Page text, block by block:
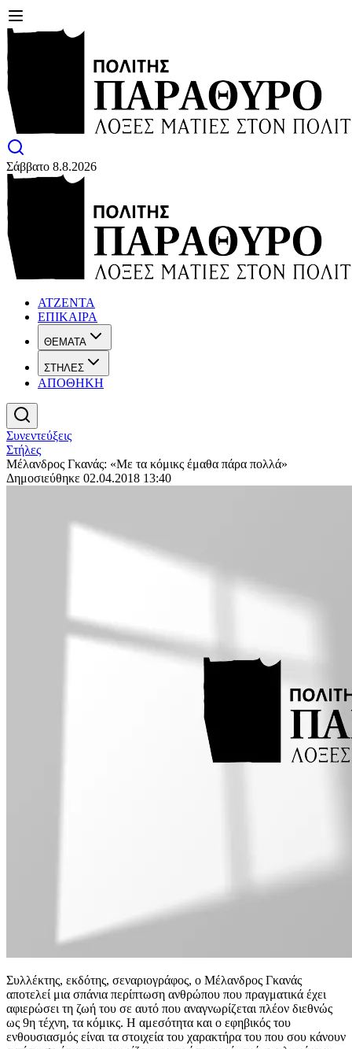
Σάββατο 8.8.2026
ΑΤΖΕΝΤΑ
ΕΠΙΚΑΙΡΑ
ΘΕΜΑΤΑ
ΣΤΗΛΕΣ
ΑΠΟΘΗΚΗ
Συνεντεύξεις
Στήλες
Μέλανδρος Γκανάς: «Με τα κόμικς έμαθα πάρα πολλά»
Δημοσιεύθηκε 02.04.2018 13:40
Συλλέκτης, εκδότης, σεναριογράφος, ο Μέλανδρος Γκανάς
αποτελεί μια σπάνια περίπτωση ανθρώπου που πραγματικά έχει
αφιερώσει τη ζωή του σε αυτό που αναγνωρίζεται πλέον διεθνώς
ως 9η τέχνη, τα κόμικς. Η αμεσότητα και ο εφηβικός του
ενθουσιασμός είναι τα στοιχεία του χαρακτήρα του που σου κάνουν